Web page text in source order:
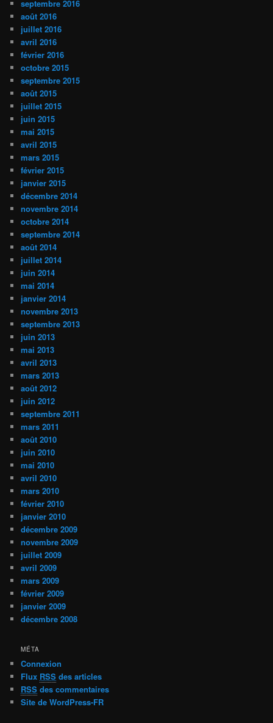
septembre 2016
août 2016
juillet 2016
avril 2016
février 2016
octobre 2015
septembre 2015
août 2015
juillet 2015
juin 2015
mai 2015
avril 2015
mars 2015
février 2015
janvier 2015
décembre 2014
novembre 2014
octobre 2014
septembre 2014
août 2014
juillet 2014
juin 2014
mai 2014
janvier 2014
novembre 2013
septembre 2013
juin 2013
mai 2013
avril 2013
mars 2013
août 2012
juin 2012
septembre 2011
mars 2011
août 2010
juin 2010
mai 2010
avril 2010
mars 2010
février 2010
janvier 2010
décembre 2009
novembre 2009
juillet 2009
avril 2009
mars 2009
février 2009
janvier 2009
décembre 2008
MÉTA
Connexion
Flux RSS des articles
RSS des commentaires
Site de WordPress-FR